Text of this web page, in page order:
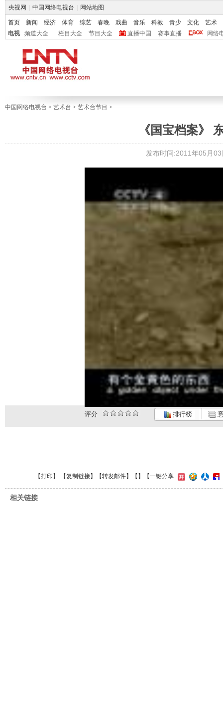
央视网 中国网络电视台 网站地图
首页 新闻 经济 体育 综艺 春晚 戏曲 音乐 科教 青少 文化
艺术
电视
频道大全 栏目大全 节目大全 直播中国 赛事直播 网络
中国网络电视台 > 艺术台 > 艺术台节目 >
《国宝档案》
发布时间:2011年05月
评分 排行榜
【打印 】 【复制链接】【转发邮件】【 】 【一键分享
相关链接